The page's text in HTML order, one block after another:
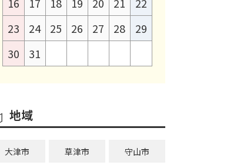
16
17 18 19 20 21
22
23
24 25 26 27 28
29
30
31
地域
大津市 草津市 守山市